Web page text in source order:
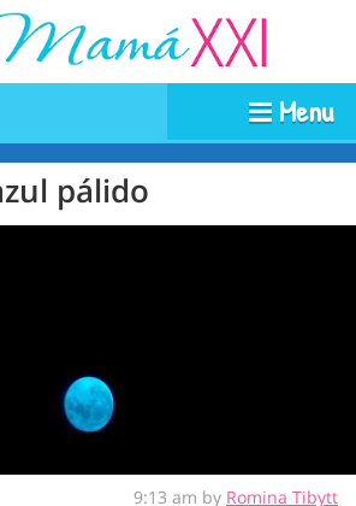
Menu
pálido
9:13 am by Romina Tibytt